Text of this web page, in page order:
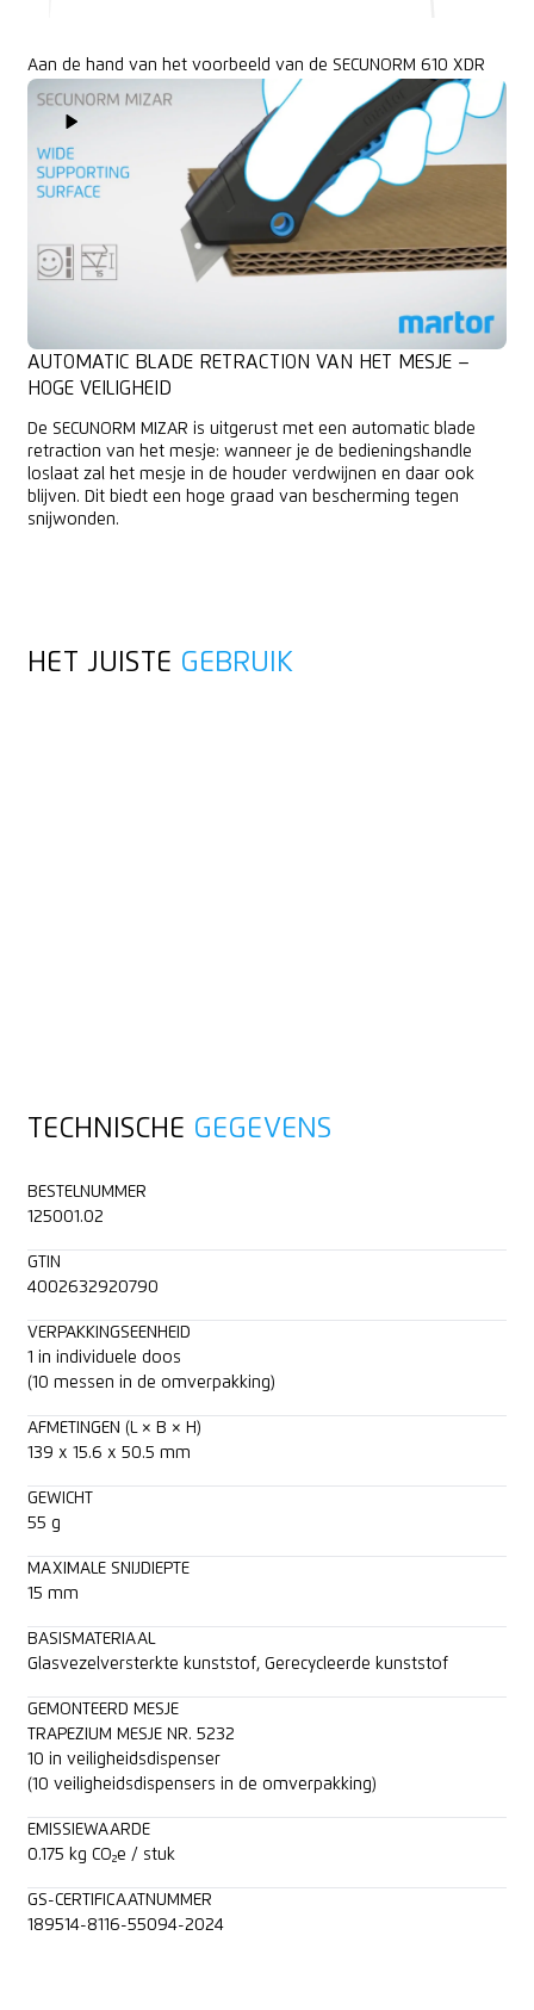
AUTOMATIC BLADE RETRACTION VAN HET MESJE –
HOGE VEILIGHEID
De SECUNORM MIZAR is uitgerust met een automatic blade
retraction van het mesje: wanneer je de bedieningshandle
loslaat zal het mesje in de houder verdwijnen en daar ook
blijven. Dit biedt een hoge graad van bescherming tegen
snijwonden.
Aan de hand van het voorbeeld van de SECUNORM 610 XDR
Play Video
HET JUISTE GEBRUIK
TECHNISCHE GEGEVENS
BESTELNUMMER
125001.02
GTIN
4002632920790
VERPAKKINGSEENHEID
1 in individuele doos
(10 messen in de omverpakking)
AFMETINGEN (L × B × H)
139 x 15.6 x 50.5 mm
GEWICHT
55 g
MAXIMALE SNIJDIEPTE
15 mm
BASISMATERIAAL
Glasvezelversterkte kunststof, Gerecycleerde kunststof
GEMONTEERD MESJE
TRAPEZIUM MESJE NR. 5232
10 in veiligheidsdispenser
(10 veiligheidsdispensers in de omverpakking)
EMISSIEWAARDE
0.175 kg CO₂e / stuk
GS-CERTIFICAATNUMMER
189514-8116-55094-2024